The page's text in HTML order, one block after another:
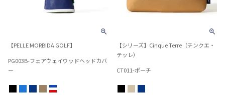
【PELLE MORBIDA GOLF】
PG003B-フェアウェイウッドヘッドカバ
ー
【シリーズ】Cinque Terre（チンクエ・
テッレ）
CT011-ポーチ